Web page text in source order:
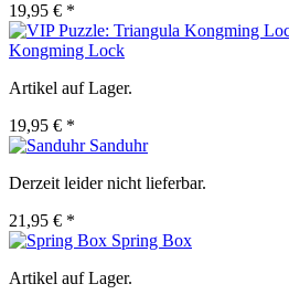
19,95 € *
Kongming Lock
Artikel auf Lager.
19,95 € *
Sanduhr
Derzeit leider nicht lieferbar.
21,95 € *
Spring Box
Artikel auf Lager.